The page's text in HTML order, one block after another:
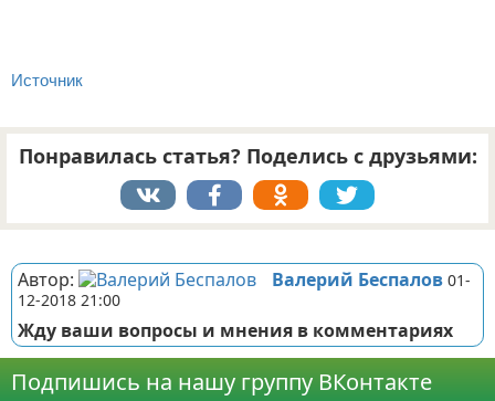
Источник
Понравилась статья? Поделись с друзьями:
Автор: Валерий Беспалов 01-
12-2018 21:00
Жду ваши вопросы и мнения в комментариях
Подпишись на нашу группу ВКонтакте